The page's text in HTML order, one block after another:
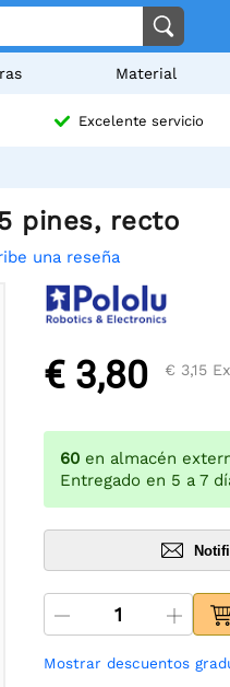
Material
Excelente servicio
pines, recto
una reseña
€ 3,80 € 3,15
60 en almacén
Entregado en 5 a 7
Mostrar descuentos